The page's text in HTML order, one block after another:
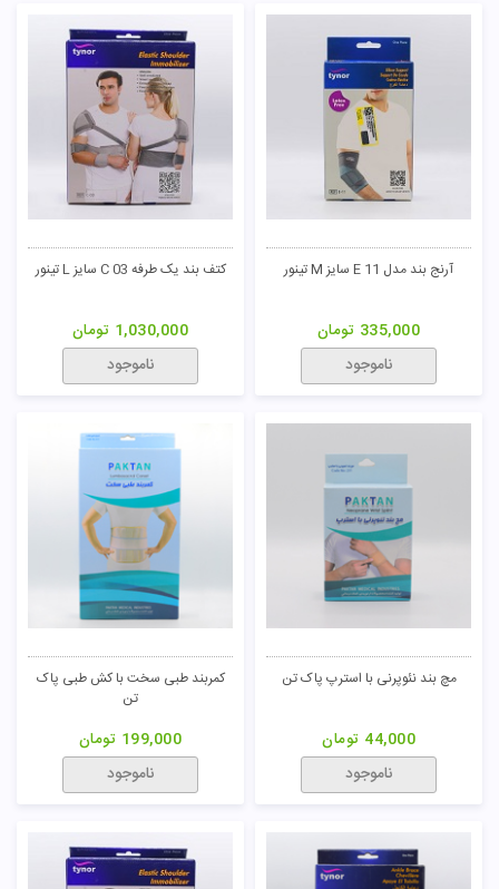
آرنج بند مدل E 11 سایز M تینور
335,000 تومان
ناموجود
کتف بند یک طرفه C 03 سایز L تینور
1,030,000 تومان
ناموجود
مچ بند نئوپرنی با استرپ پاک تن
44,000 تومان
ناموجود
کمربند طبی سخت با کش طبی پاک
تن
199,000 تومان
ناموجود